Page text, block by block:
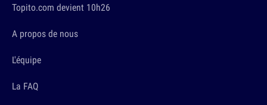
Topito.com devient 10h26
A propos de nous
L'équipe
La FAQ